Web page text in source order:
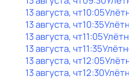
13 августа, чт10:05
13 августа, чт10:35
13 августа, чт11:05
13 августа, чт11:35
13 августа, чт12:05
13 августа, чт12:30